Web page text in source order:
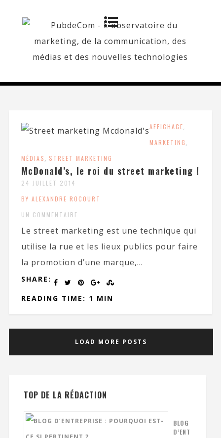
AFFICHAGE,
MARKETING,
MÉDIAS, STREET MARKETING
McDonald’s, le roi du street marketing !
24 JUILLET 2014
BY ALEXANDRE ROCOURT
UN COMMENTAIRE
Le street marketing est une technique qui
utilise la rue et les lieux publics pour faire
la promotion d’une marque,...
SHARE:
READING TIME: 1 MIN
LOAD MORE POSTS
TOP DE LA RÉDACTION
BLOG
D’ENT